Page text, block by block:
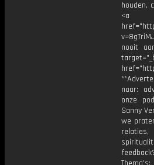
houden,
<a
nooit
naar:
onze
Sanny
we
relaties,